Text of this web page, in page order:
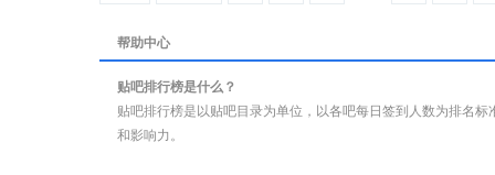
帮助中心
贴吧排行榜是什么？
贴吧排行榜是以贴吧目录为单位，以各吧每日签到人数为排名
和影响力。